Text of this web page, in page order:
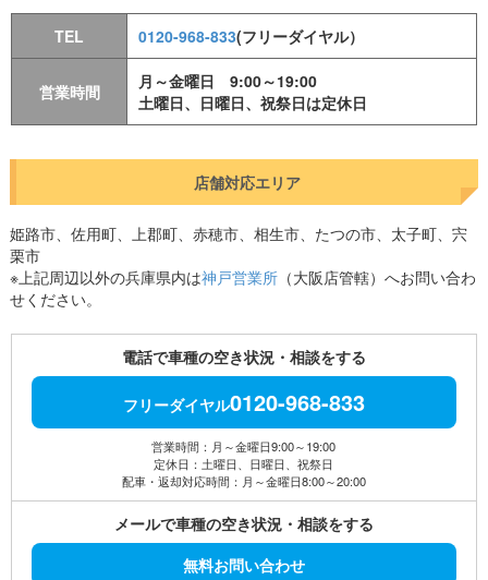
TEL 0120-968-833(フリーダイヤル）
営業時間
月～金曜日 9:00～19:00
土曜日、日曜日、祝祭日は定休日
店舗対応エリア
姫路市、佐用町、上郡町、赤穂市、相生市、たつの市、太子町、宍
栗市
※上記周辺以外の兵庫県内は神戸営業所（大阪店管轄）へお問い合わ
せください。
電話で車種の空き状況・相談をする
フリーダイヤル0120-968-833
営業時間：月～金曜日9:00～19:00
定休日：土曜日、日曜日、祝祭日
配車・返却対応時間：月～金曜日8:00～20:00
メールで車種の空き状況・相談をする
無料お問い合わせ